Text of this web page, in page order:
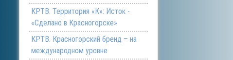
КРТВ. Территория «К»: Исток -
«Сделано в Красногорске»
КРТВ. Красногорский бренд – на
международном уровне